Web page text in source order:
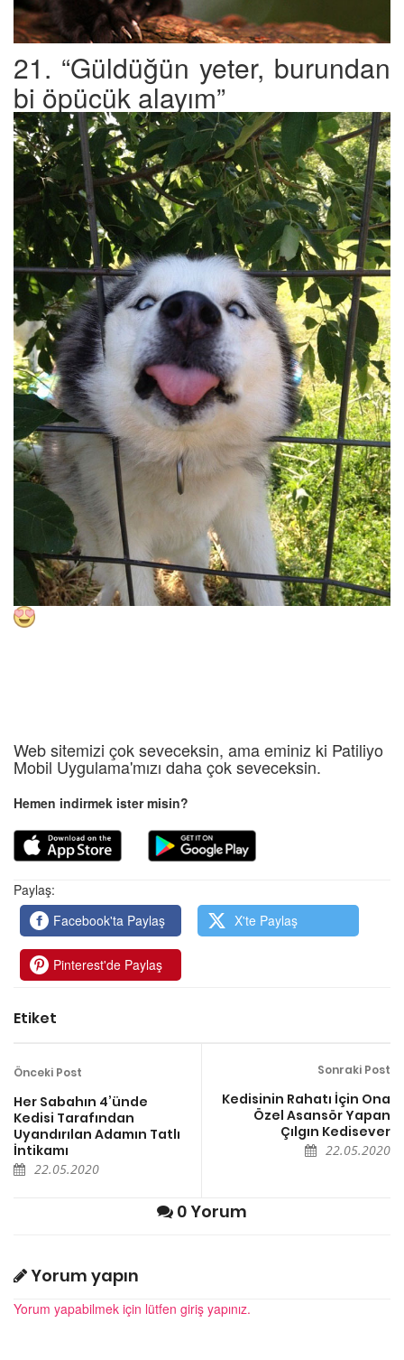
21. “Güldüğün yeter, burundan
bi öpücük alayım”
Web sitemizi çok seveceksin, ama eminiz ki Patiliyo
Mobil Uygulama'mızı daha çok seveceksin.
Hemen indirmek ister misin?
Paylaş:
Facebook'ta Paylaş
X'te Paylaş
Pinterest'de Paylaş
Etiket
Önceki Post
Her Sabahın 4’ünde
Kedisi Tarafından
Uyandırılan Adamın Tatlı
İntikamı
22.05.2020
Sonraki Post
Kedisinin Rahatı İçin Ona
Özel Asansör Yapan
Çılgın Kedisever
22.05.2020
0 Yorum
Yorum yapın
Yorum yapabilmek için lütfen giriş yapınız.